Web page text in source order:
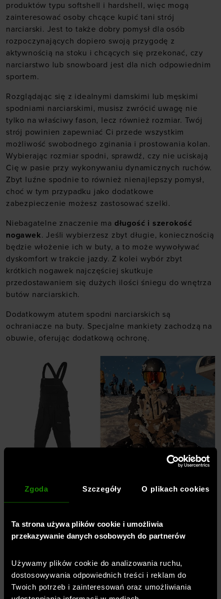
Zgoda Szczegóły O plikach cookies
Ta strona używa plików cookie i umożliwia
przekazywanie danych osobowych do partnerów
Używamy plików cookie do analizowania ruchu,
dostosowywania odpowiednich treści i reklam do
Twoich potrzeb i zainteresowań oraz umożliwiania
produktów typu softshell i hardshell, więc mogą
zainteresować osoby chcące kupić tani strój
narciarski. Jest to także dobry pomysł dla osób
rozpoczynających dopiero swoją przygodę z
aktywnością na stoku i chcących się przekonać, czy
narciarstwo lub snowboard jest dla nich odpowiednim
sportem.
Rozglądając się z idealnymi damskimi lub męskimi
spodniami narciarskimi, musisz zwrócić uwagę nie
tylko na właściwy fason, lecz również rozmiar. Twój
strój powinien zapewniać Ci przede wszystkim
możliwość swobodnego zginania i prostowania kolan.
Wybierając rozmiar spodni, sprawdź, czy nie uciskają
Cię w pasie przy wykonywaniu dynamicznych ruchów.
Zbyt luźne spodnie to również nienajlepszy pomysł,
choć w tym przypadku jako dodatkowe
zabezpieczenie możesz zastosować szelki.
Niebagatelne znaczenie ma długość i szerokość
nogawek. Jeśli wybierzesz zbyt długie, koniecznością
będzie włożenie ich w buty, a to może wywoływać
dyskomfort w trakcie jazdy. Z kolei wybór zbyt
krótkich nogawek najczęściej skutkuje
przedostawaniem się dużych ilości śniegu do wnętrza
butów narciarskich.
Dodatkowym atutem spodni narciarskich są
ochraniacze na buty. Specjalne mankiety zachodzą na
obuwie, oferując dodatkową ochronę.
skompletuj profesjonalny
ekwipunek narciarski
Kupno wysokiej klasy sprzętu do jazdy na nartach lub
desce snowboardowej to inwestycja w Twój komfort i
bezpieczeństwo. Dlatego najlepiej postawić na
artykuły z portfolio marek cieszących się uznaniem